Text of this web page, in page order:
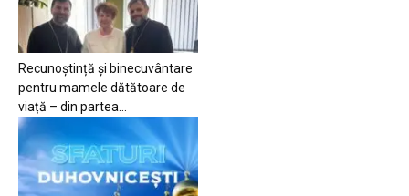
Recunoștință și binecuvântare
pentru mamele dătătoare de
viață – din partea...